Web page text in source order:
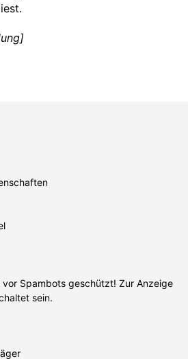
vor Spambots geschützt! Zur Anzeige
sein.